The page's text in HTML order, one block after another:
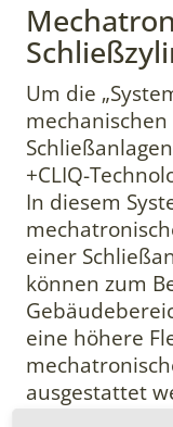
Um die
+CLIQ-
In diesem
einer
können zum
eine höhere
ausgestattet